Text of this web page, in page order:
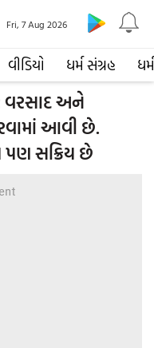
વીડિયો ધર્મ સંગ્રહ ધર્મ
Fri, 7 Aug 2026
વરસાદ અને
આવી છે.
પણ સક્રિય છે